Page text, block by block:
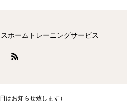
ホームトレーニングサービス
はお知らせ致します）